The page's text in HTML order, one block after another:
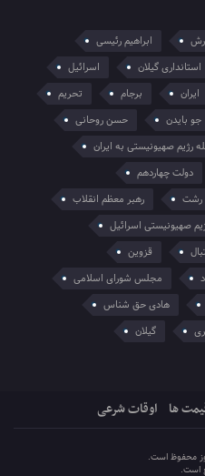
ابراهیم رئیسی
استانداری گیلان
اسرائیل
ایران برجام
تحریم
جو بایدن
حسن روحانی
رژیم صهیونیستی به ایران
دولت چهاردهم
رشت
رهبر معظم انقلاب
صهیونیستی اسرائیل
قزوین
مجلس شورای اسلامی
هادی حق شناس
گیلان
ها اوقات شرعی
محفوظ است.
است.